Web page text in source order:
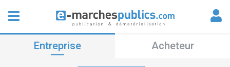
Entreprise Acheteur